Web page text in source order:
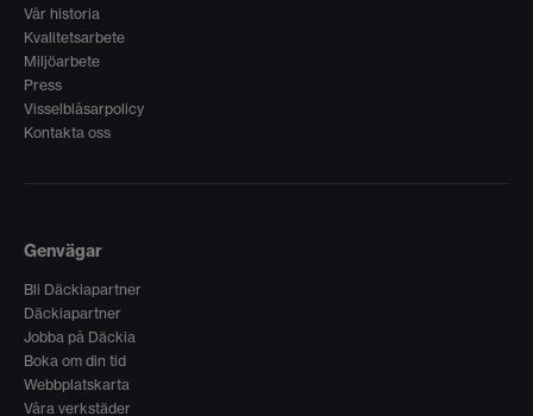
Vår historia
Kvalitetsarbete
Miljöarbete
Press
Visselblåsarpolicy
Kontakta oss
Genvägar
Bli Däckiapartner
Däckiapartner
Jobba på Däckia
Boka om din tid
Webbplatskarta
Våra verkstäder